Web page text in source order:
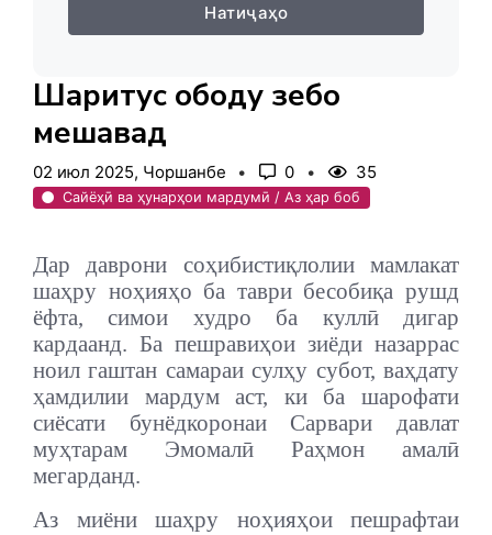
Натиҷаҳо
Шаҳритус ободу зебо
мешавад
02 июл 2025, Чоршанбе 0 35
Сайёҳӣ ва ҳунарҳои мардумӣ / Аз ҳар боб
Дар даврони соҳибистиқлолии мамлакат
шаҳру ноҳияҳо ба таври бесобиқа рушд
ёфта, симои худро ба куллӣ дигар
кардаанд. Ба пешравиҳои зиёди назаррас
ноил гаштан самараи сулҳу субот, ваҳдату
ҳамдилии мардум аст, ки ба шарофати
сиёсати бунёдкоронаи Сарвари давлат
муҳтарам Эмомалӣ Раҳмон амалӣ
мегарданд.
Аз миёни шаҳру ноҳияҳои пешрафтаи